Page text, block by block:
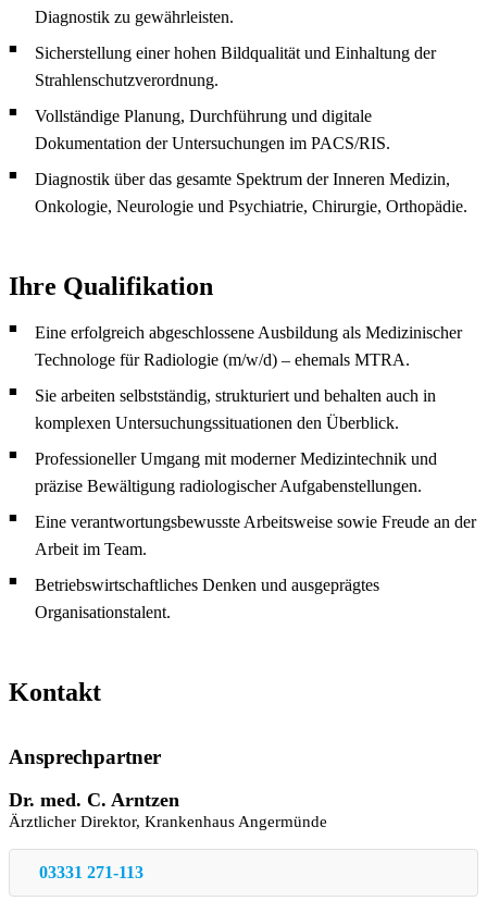
Diagnostik zu gewährleisten.
Sicherstellung einer hohen Bildqualität und Einhaltung der
Strahlenschutzverordnung.
Vollständige Planung, Durchführung und digitale
Dokumentation der Untersuchungen im PACS/RIS.
Diagnostik über das gesamte Spektrum der Inneren Medizin,
Onkologie, Neurologie und Psychiatrie, Chirurgie, Orthopädie.
Ihre Qualifikation
Eine erfolgreich abgeschlossene Ausbildung als Medizinischer
Technologe für Radiologie (m/w/d) – ehemals MTRA.
Sie arbeiten selbstständig, strukturiert und behalten auch in
komplexen Untersuchungssituationen den Überblick.
Professioneller Umgang mit moderner Medizintechnik und
präzise Bewältigung radiologischer Aufgabenstellungen.
Eine verantwortungsbewusste Arbeitsweise sowie Freude an der
Arbeit im Team.
Betriebswirtschaftliches Denken und ausgeprägtes
Organisationstalent.
Kontakt
Ansprechpartner
Dr. med. C. Arntzen
Ärztlicher Direktor, Krankenhaus Angermünde
03331 271-113